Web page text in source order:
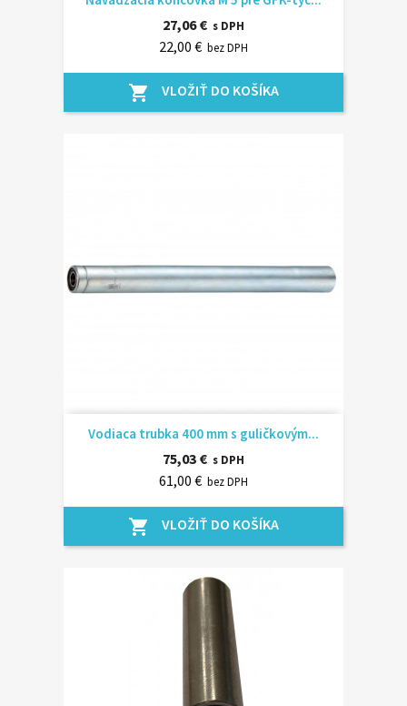
27,06 € s DPH
22,00 € bez DPH
shopping_cart VLOŽIŤ DO KOŠÍKA
Vodiaca trubka 400 mm s guličkovým...
75,03 € s DPH
61,00 € bez DPH
shopping_cart VLOŽIŤ DO KOŠÍKA